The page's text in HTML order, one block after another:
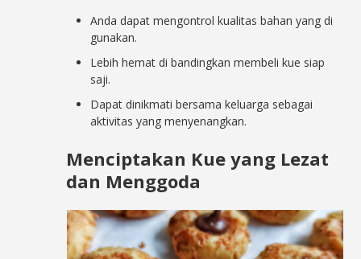
Anda dapat mengontrol kualitas bahan yang di
gunakan.
Lebih hemat di bandingkan membeli kue siap
saji.
Dapat dinikmati bersama keluarga sebagai
aktivitas yang menyenangkan.
Menciptakan Kue yang Lezat
dan Menggoda